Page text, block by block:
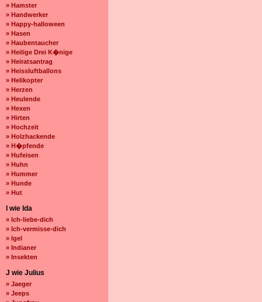
» Hamster
» Handwerker
» Happy-halloween
» Hasen
» Haubentaucher
» Heilige Drei K�nige
» Heiratsantrag
» Heissluftballons
» Helikopter
» Herzen
» Heulende
» Hexen
» Hirten
» Hochzeit
» Holzhackende
» H�pfende
» Hufeisen
» Huhn
» Hummer
» Hunde
» Hut
I wie Ida
» Ich-liebe-dich
» Ich-vermisse-dich
» Igel
» Indianer
» Insekten
J wie Julius
» Jaeger
» Jeeps